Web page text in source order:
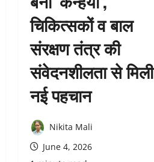
चिकित्सकों व बाल
संरक्षण तंत्र की
संवेदनशीलता से मिली
नई पहचान
Nikita Mali
June 4, 2026